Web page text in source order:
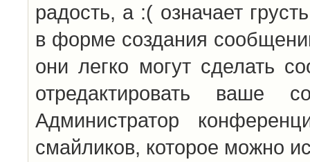
радость, а :( означает
в форме создания
они легко могут сделать
отредактировать ваше
Администратор
смайликов, которое можно